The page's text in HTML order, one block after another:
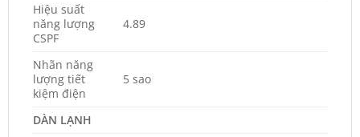
Hiệu suất
năng lượng
CSPF
4.89
Nhãn năng
lượng tiết
kiệm điện
5 sao
DÀN LẠNH